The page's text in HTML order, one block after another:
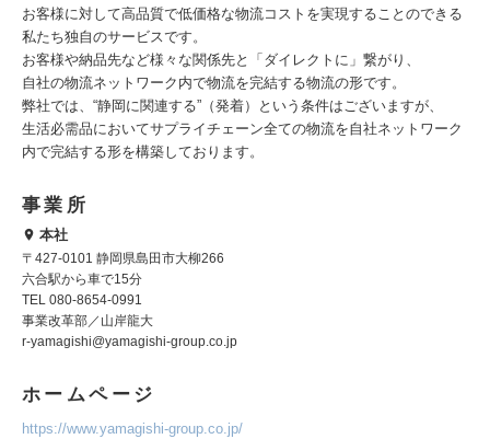
お客様に対して高品質で低価格な物流コストを実現することのできる
私たち独自のサービスです。
お客様や納品先など様々な関係先と「ダイレクトに」繋がり、
自社の物流ネットワーク内で物流を完結する物流の形です。
弊社では、“静岡に関連する”（発着）という条件はございますが、
生活必需品においてサプライチェーン全ての物流を自社ネットワーク
内で完結する形を構築しております。
事業所
本社
〒427-0101 静岡県島田市大柳266
六合駅から車で15分
TEL 080-8654-0991
事業改革部／山岸龍大
r-yamagishi@yamagishi-group.co.jp
ホームページ
https://www.yamagishi-group.co.jp/